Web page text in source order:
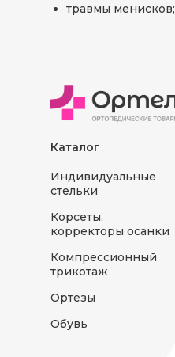
травмы менисков;
Каталог
Индивидуальные
стельки
Корсеты,
корректоры осанки
Компрессионный
трикотаж
Ортезы
Обувь